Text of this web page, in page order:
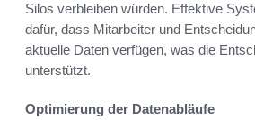
Silos verbleiben würden. Effektive
dafür, dass Mitarbeiter und
aktuelle Daten verfügen, was die
unterstützt.
Optimierung der Datenabläufe